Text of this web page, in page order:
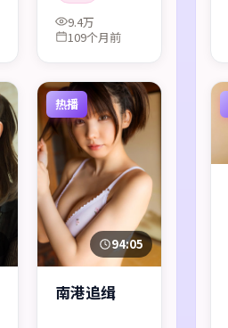
9.4万
109个月前
热播
94:05
南港追缉